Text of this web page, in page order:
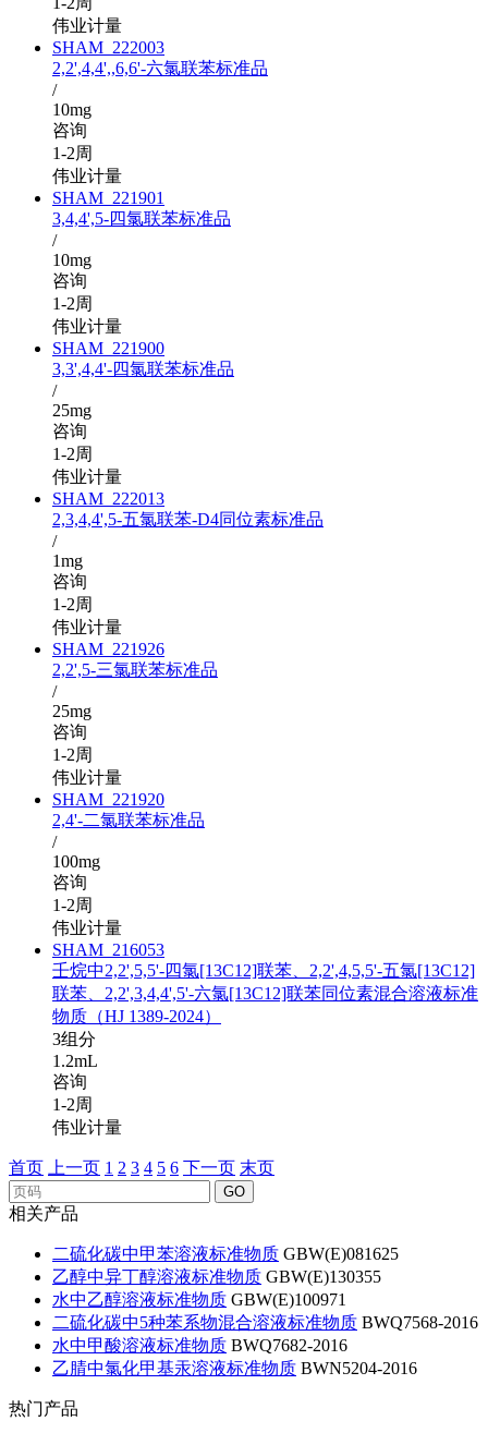
伟业计量
SHAM_222003
2,2',4,4',,6,6'-六氯联苯标准品
/
10mg
咨询
1-2周
伟业计量
SHAM_221901
3,4,4',5-四氯联苯标准品
/
10mg
咨询
1-2周
伟业计量
SHAM_221900
3,3',4,4'-四氯联苯标准品
/
25mg
咨询
1-2周
伟业计量
SHAM_222013
2,3,4,4',5-五氯联苯-D4同位素标准品
/
1mg
咨询
1-2周
伟业计量
SHAM_221926
2,2',5-三氯联苯标准品
/
25mg
咨询
1-2周
伟业计量
SHAM_221920
2,4'-二氯联苯标准品
/
100mg
咨询
1-2周
伟业计量
SHAM_216053
壬烷中2,2',5,5'-四氯[13C12]联苯、2,2',4,5,5'-五氯[13C12]
联苯、2,2',3,4,4',5'-六氯[13C12]联苯同位素混合溶液标准
物质（HJ 1389-2024）
3组分
1.2mL
咨询
1-2周
伟业计量
首页 上一页 1 2 3 4 5 6 下一页 末页
GO
相关产品
二硫化碳中甲苯溶液标准物质 GBW(E)081625
乙醇中异丁醇溶液标准物质 GBW(E)130355
水中乙醇溶液标准物质 GBW(E)100971
二硫化碳中5种苯系物混合溶液标准物质 BWQ7568-2016
水中甲酸溶液标准物质 BWQ7682-2016
乙腈中氯化甲基汞溶液标准物质 BWN5204-2016
热门产品